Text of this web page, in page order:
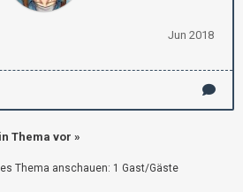
Jun 2018
Thema vor »
Thema anschauen: 1 Gast/Gäste